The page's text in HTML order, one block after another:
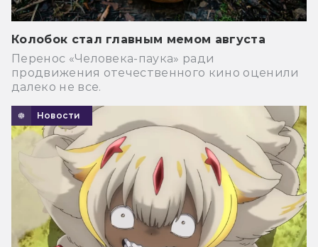
Колобок стал главным мемом августа
Перенос «Человека-паука» ради
продвижения отечественного кино оценили
далеко не все.
Новости